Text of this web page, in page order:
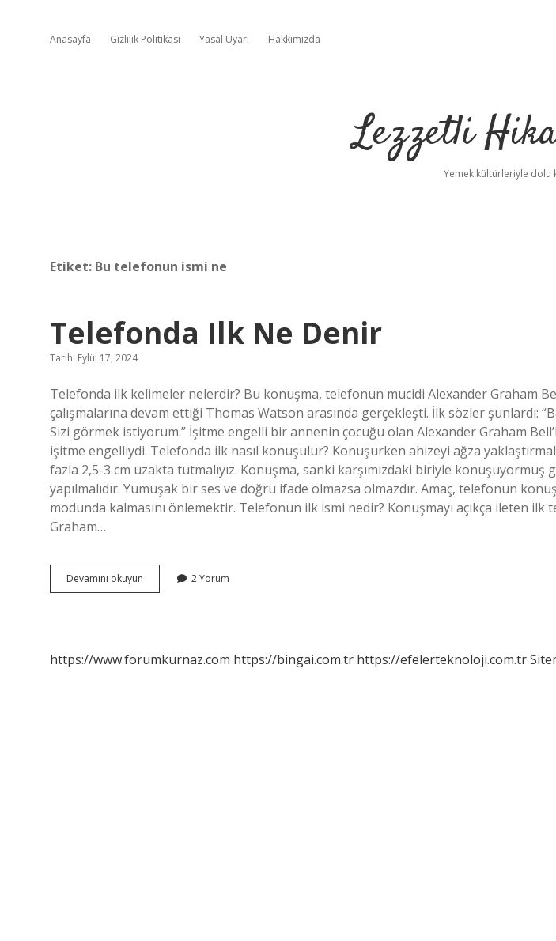
Anasayfa Gizlilik Politikası Yasal Uyarı Hakkımızda
Lezzetli
Yemek kültürleriyle dolu
Etiket: Bu telefonun ismi ne
Telefonda Ilk Ne Denir
Tarih: Eylül 17, 2024
Telefonda ilk kelimeler nelerdir? Bu konuşma, telefonun mucidi Alexander Graham
çalışmalarına devam ettiği Thomas Watson arasında gerçekleşti. İlk sözler şunlardı:
Sizi görmek istiyorum.” İşitme engelli bir annenin çocuğu olan Alexander Graham
işitme engelliydi. Telefonda ilk nasıl konuşulur? Konuşurken ahizeyi ağza yaklaştırmalı
fazla 2,5-3 cm uzakta tutmalıyız. Konuşma, sanki karşımızdaki biriyle
yapılmalıdır. Yumuşak bir ses ve doğru ifade olmazsa olmazdır. Amaç, telefonun
modunda kalmasını önlemektir. Telefonun ilk ismi nedir? Konuşmayı açıkça ileten ilk
Graham…
Devamını okuyun Telefonda
Ilk
2 Yorum
https://www.forumkurnaz.com https://bingai.com.tr https://efelerteknoloji.com.tr